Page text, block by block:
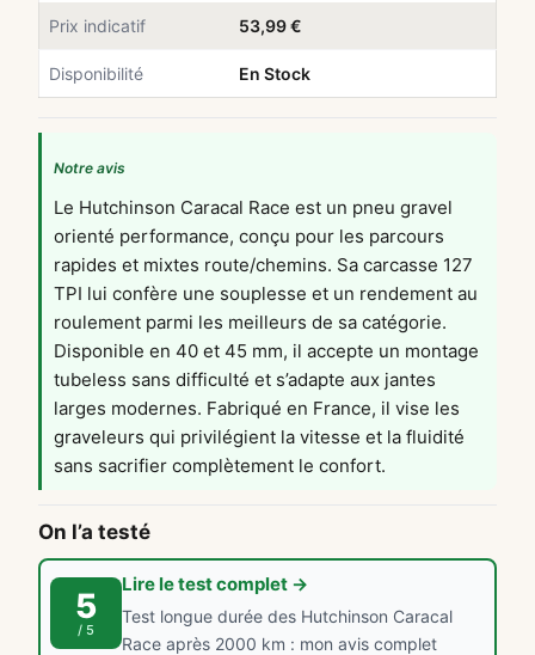
Prix indicatif 53,99 €
Disponibilité En Stock
Notre avis
Le Hutchinson Caracal Race est un pneu gravel
orienté performance, conçu pour les parcours
rapides et mixtes route/chemins. Sa carcasse 127
TPI lui confère une souplesse et un rendement au
roulement parmi les meilleurs de sa catégorie.
Disponible en 40 et 45 mm, il accepte un montage
tubeless sans difficulté et s’adapte aux jantes
larges modernes. Fabriqué en France, il vise les
graveleurs qui privilégient la vitesse et la fluidité
sans sacrifier complètement le confort.
On l’a testé
5
/ 5
Lire le test complet →
Test longue durée des Hutchinson Caracal
Race après 2000 km : mon avis complet